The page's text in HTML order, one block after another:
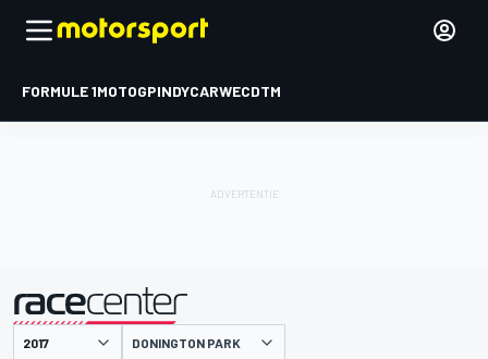
FORMULE 1MOTOGPINDYCARWECDTM
gepresenteerd door DONINGTON PARK